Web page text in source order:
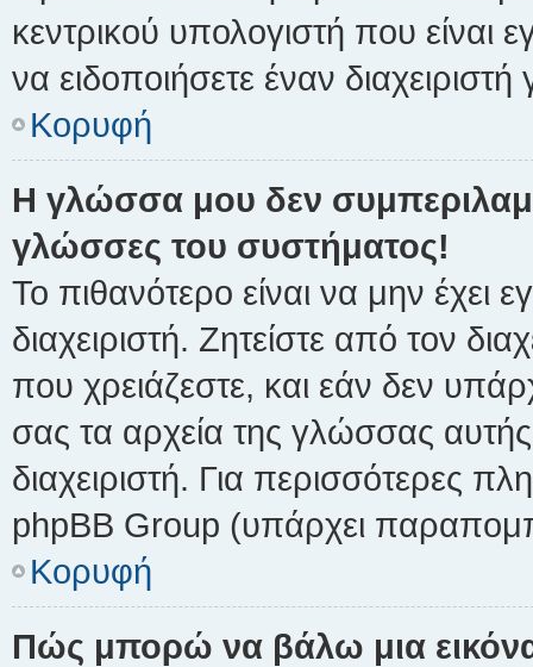
κεντρικού υπολογιστή που
να ειδοποιήσετε έναν
Κορυφή
Η γλώσσα μου δεν
γλώσσες του συστήματος!
Το πιθανότερο είναι να μην
διαχειριστή. Ζητείστε από τον
που χρειάζεστε, και εάν δεν
σας τα αρχεία της γλώσσας
διαχειριστή. Για περισσότερες
phpBB Group (υπάρχει
Κορυφή
Πώς μπορώ να βάλω μια